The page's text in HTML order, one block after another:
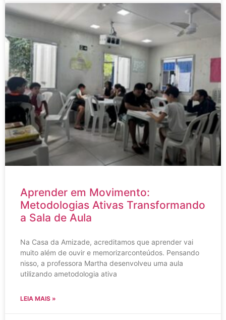
Aprender em Movimento:
Metodologias Ativas Transformando
a Sala de Aula
Na Casa da Amizade, acreditamos que aprender vai
muito além de ouvir e memorizarconteúdos. Pensando
nisso, a professora Martha desenvolveu uma aula
utilizando ametodologia ativa
LEIA MAIS »